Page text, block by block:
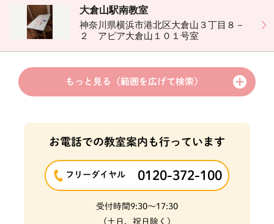
大倉山駅南教室
神奈川県横浜市港北区大倉山３丁目８－
２ アピア大倉山１０１号室
もっと見る （範囲を広げて検索）
お電話での教室案内も行っています
フリーダイヤル 0120-372-100
受付時間9:30～17:30
(土日、祝日除く)